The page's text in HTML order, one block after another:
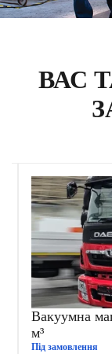
ВАС
Вакуумна
м³
Під замовлення